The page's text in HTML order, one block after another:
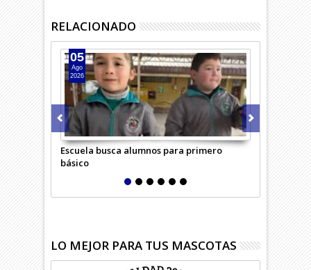
RELACIONADO
Escuela busca alumnos para primero
básico
05
Ago
2026
LO MEJOR PARA TUS MASCOTAS